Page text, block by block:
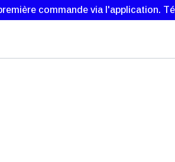
commande via l'application.